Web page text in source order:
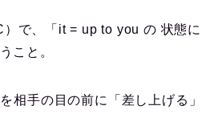
）で、「it = up to you の 状態に
こと。
相手の目の前に「差し上げる」